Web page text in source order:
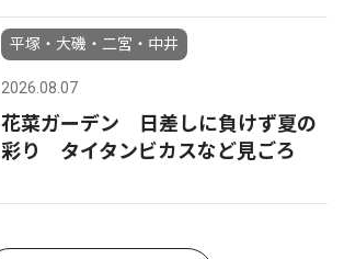
平塚・大磯・二宮・中井
2026.08.07
花菜ガーデン 日差しに負けず夏の
彩り タイタンビカスなど見ごろ